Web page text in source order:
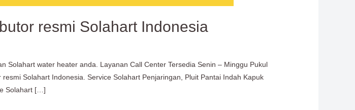
resmi Solahart Indonesia
Solahart water heater anda. Layanan Call Center Tersedia Senin – Minggu Pukul
Solahart Indonesia. Service Solahart Penjaringan, Pluit Pantai Indah Kapuk
Solahart […]